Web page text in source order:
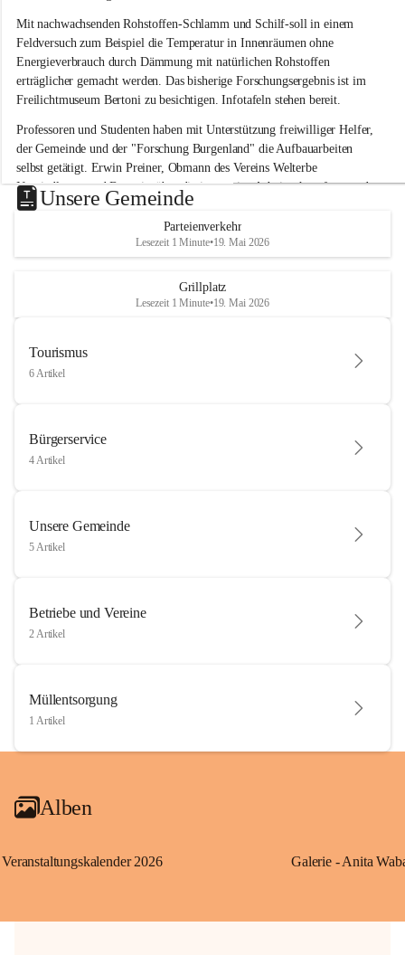
a
m
S
e
e
Mit nachwachsenden Rohstoffen-Schlamm und Schilf-soll in einem
Feldversuch zum Beispiel die Temperatur in Innenräumen ohne
Energieverbrauch durch Dämmung mit natürlichen Rohstoffen
erträglicher gemacht werden. Das bisherige Forschungsergebnis ist im
Freilichtmuseum Bertoni zu besichtigen. Infotafeln stehen bereit.
Professoren und Studenten haben mit Unterstützung freiwilliger Helfer,
der Gemeinde und der "Forschung Burgenland" die Aufbauarbeiten
selbst getätigt. Erwin Preiner, Obmann des Vereins Welterbe
Neusiedlersee und Bgm. ist über die innovative Arbeit sehr erfreut und
hofft auf baldige praktische Anwendung der Forschungsergebnisse.
Gerade in Zeiten des Klimawandels ist jede technologische Innovation
wichtig!
Unsere Gemeinde
Parteienverkehr
Lesezeit 1 Minute•19. Mai 2026
Grillplatz
Lesezeit 1 Minute•19. Mai 2026
Tourismus
6 Artikel
Bürgerservice
4 Artikel
Unsere Gemeinde
5 Artikel
Betriebe und Vereine
2 Artikel
Müllentsorgung
1 Artikel
Alben
Veranstaltungskalender 2026 Galerie - Anita